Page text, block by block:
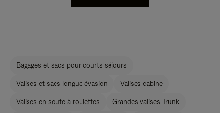
Bagages et sacs pour courts séjours
Valises et sacs longue évasion Valises cabine
Valises en soute à roulettes Grandes valises Trunk